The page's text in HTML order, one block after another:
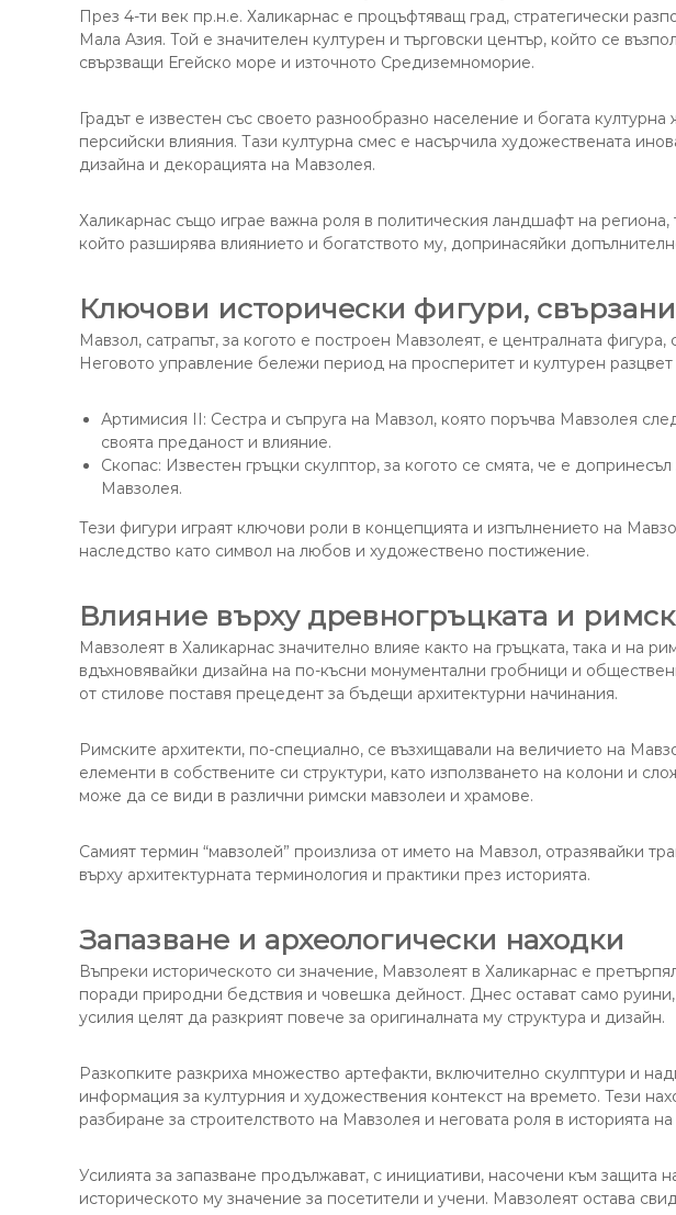
През 4-ти век пр.н.е. Халикарнас е процъфтяващ град, стратегически
Мала Азия. Той е значителен културен и търговски център, който се
свързващи Егейско море и източното Средиземноморие.
Градът е известен със своето разнообразно население и богата културна
персийски влияния. Тази културна смес е насърчила художествената
дизайна и декорацията на Мавзолея.
Халикарнас също играе важна роля в политическия ландшафт на региона,
който разширява влиянието и богатството му, допринасяйки
Ключови исторически фигури,
Мавзол, сатрапът, за когото е построен Мавзолеят, е централната фигура,
Неговото управление бележи период на просперитет и културен разцвет
Артимисия II: Сестра и съпруга на Мавзол, която поръчва Мавзолея
своята преданост и влияние.
Скопас: Известен гръцки скулптор, за когото се смята, че е
Мавзолея.
Тези фигури играят ключови роли в концепцията и изпълнението на
наследство като символ на любов и художествено постижение.
Влияние върху древногръцката и
Мавзолеят в Халикарнас значително влияе както на гръцката, така и на
вдъхновявайки дизайна на по-късни монументални гробници и
от стилове поставя прецедент за бъдещи архитектурни начинания.
Римските архитекти, по-специално, се възхищавали на величието на
елементи в собствените си структури, като използването на колони и
може да се види в различни римски мавзолеи и храмове.
Самият термин “мавзолей” произлиза от името на Мавзол, отразявайки
върху архитектурната терминология и практики през историята.
Запазване и археологически находки
Въпреки историческото си значение, Мавзолеят в Халикарнас е
поради природни бедствия и човешка дейност. Днес остават само
усилия целят да разкрият повече за оригиналната му структура и дизайн.
Разкопките разкриха множество артефакти, включително скулптури и
информация за културния и художествения контекст на времето. Тези
разбиране за строителството на Мавзолея и неговата роля в историята
Усилията за запазване продължават, с инициативи, насочени към защита
историческото му значение за посетители и учени. Мавзолеят остава